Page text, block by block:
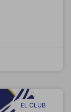
EL CLUB